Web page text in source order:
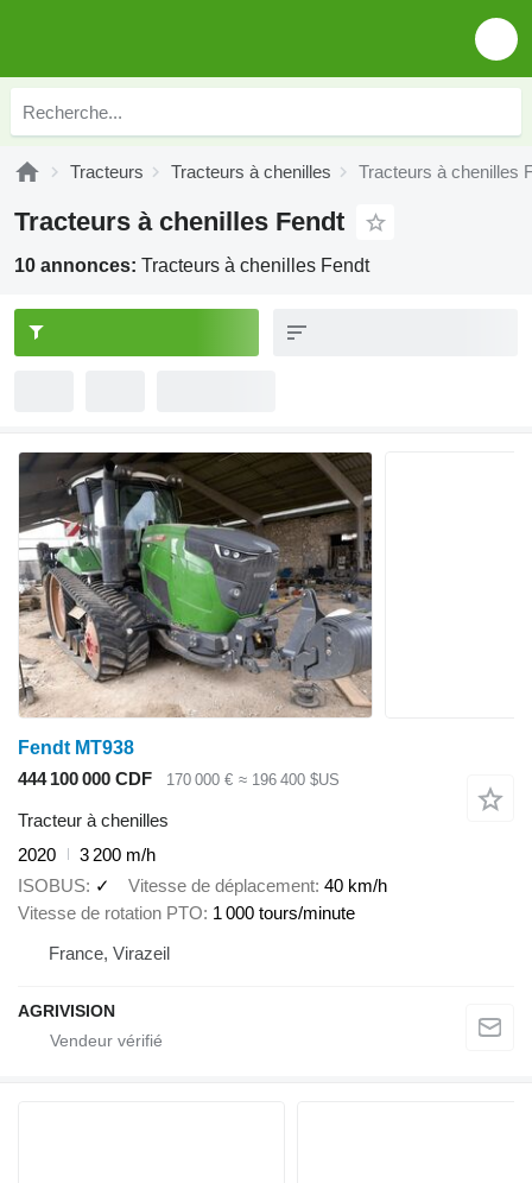
Tracteurs Tracteurs à chenilles Tracteurs à chenilles
Tracteurs à chenilles Fendt
10 annonces: Tracteurs à chenilles Fendt
Fendt MT938
444 100 000 CDF
170 000 € ≈ 196 400 $US
Tracteur à chenilles
2020
3 200 m/h
ISOBUS ✓ Vitesse de déplacement 40 km/h
Vitesse de rotation PTO 1 000 tours/minute
France, Virazeil
AGRIVISION